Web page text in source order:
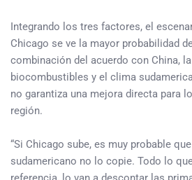
Integrando los tres factores, el
Chicago se ve la mayor probabilidad
combinación del acuerdo con China,
biocombustibles y el clima
no garantiza una mejora directa para
región.
“Si Chicago sube, es muy probable
sudamericano no lo copie. Todo lo